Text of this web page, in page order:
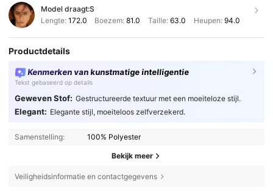
Model draagt:S
Lengte: 172.0 Boezem:81.0 Taille: 63.0 Heupen: 94.0
Productdetails
Kenmerken van kunstmatige intelligentie
Tekst gebaseerd op details
Geweven Stof: Gestructureerde textuur met een moeiteloze stijl.
Elegant: Elegante stijl, moeiteloos zelfverzekerd.
Samenstelling: 100% Polyester
Bekijk meer
Veiligheidsinformatie en contactgegevens